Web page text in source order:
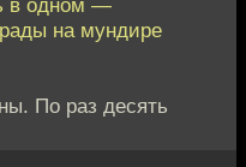
на мундире
По раз десять